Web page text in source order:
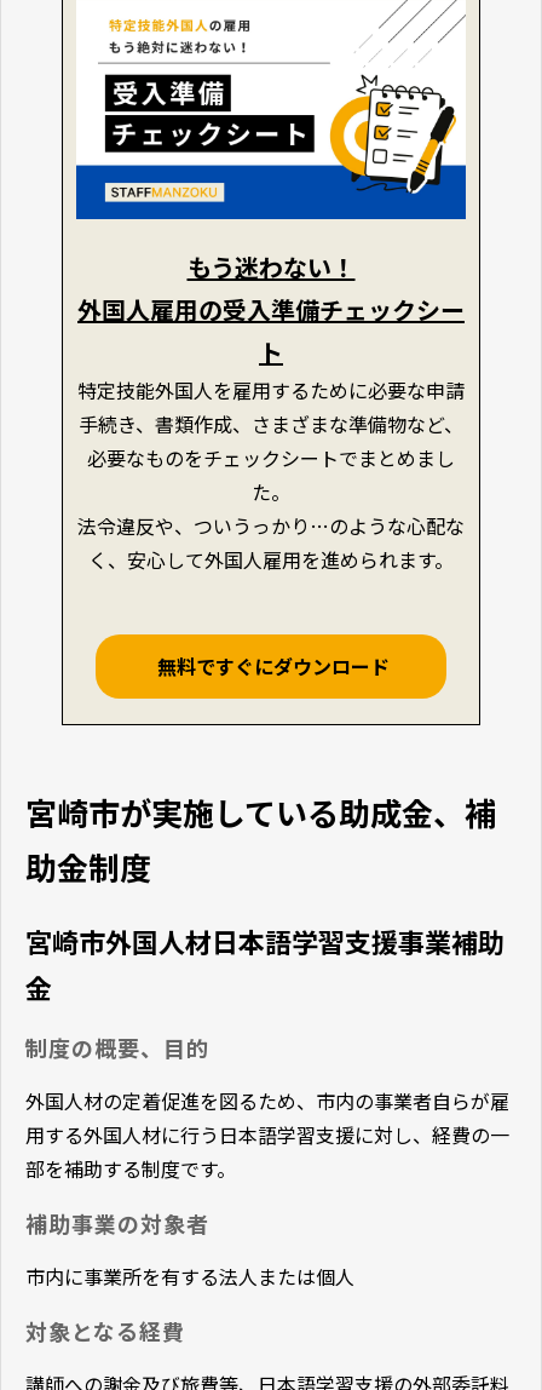
もう迷わない！
外国人雇用の受入準備チェックシー
ト
特定技能外国人を雇用するために必要な申請
手続き、書類作成、さまざまな準備物など、
必要なものをチェックシートでまとめまし
た。
法令違反や、ついうっかり…のような心配な
く、安心して外国人雇用を進められます。
無料ですぐにダウンロード
宮崎市が実施している助成金、補
助金制度
宮崎市外国人材日本語学習支援事業補助
金
制度の概要、目的
外国人材の定着促進を図るため、市内の事業者自らが雇
用する外国人材に行う日本語学習支援に対し、経費の一
部を補助する制度です。
補助事業の対象者
市内に事業所を有する法人または個人
対象となる経費